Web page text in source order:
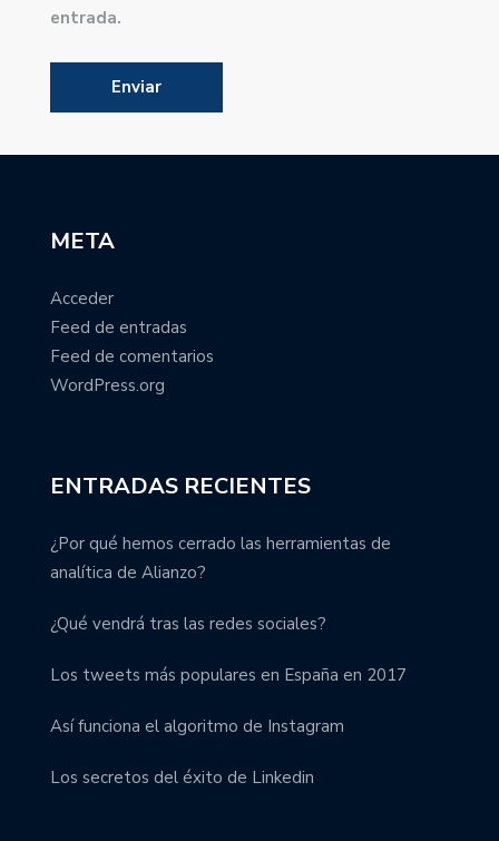
entrada.
META
Acceder
Feed de entradas
Feed de comentarios
WordPress.org
ENTRADAS RECIENTES
¿Por qué hemos cerrado las herramientas de
analítica de Alianzo?
¿Qué vendrá tras las redes sociales?
Los tweets más populares en España en 2017
Así funciona el algoritmo de Instagram
Los secretos del éxito de Linkedin